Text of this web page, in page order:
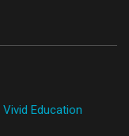
Vivid Education